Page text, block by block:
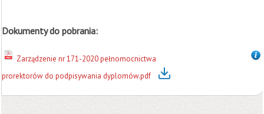
Dokumenty do pobrania:
Zarządzenie nr 171-2020 pełnomocnictwa
prorektorów do podpisywania dyplomów.pdf